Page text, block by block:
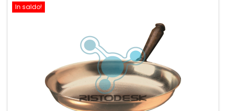
In saldo!